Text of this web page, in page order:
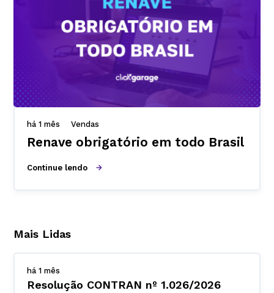
há 1 mês Vendas
Renave obrigatório em todo Brasil
Continue lendo
Mais Lidas
há 1 mês
Resolução CONTRAN nº 1.026/2026